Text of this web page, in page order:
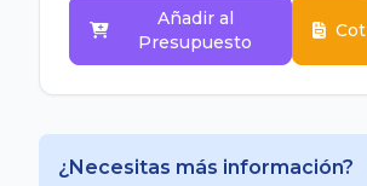
Añadir al
Presupuesto
¿Necesitas más información?